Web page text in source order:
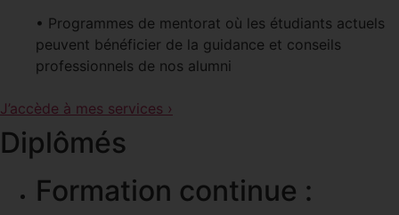
• Programmes de mentorat où les étudiants actuels
peuvent bénéficier de la guidance et conseils
professionnels de nos alumni
J’accède à mes services ›
Diplômés
Formation continue :